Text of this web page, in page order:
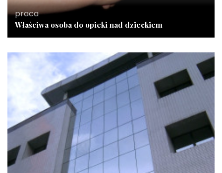
praca
Właściwa osoba do opieki nad dzieckiem